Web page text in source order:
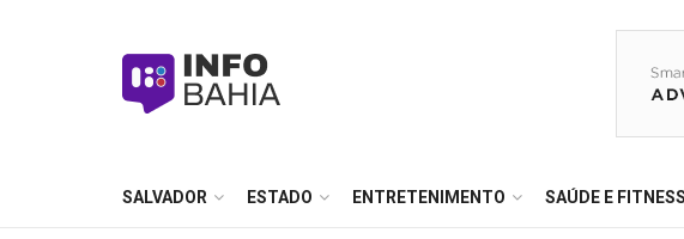
SALVADOR ESTADO ENTRETENIMENTO SAÚDE E FITNESS